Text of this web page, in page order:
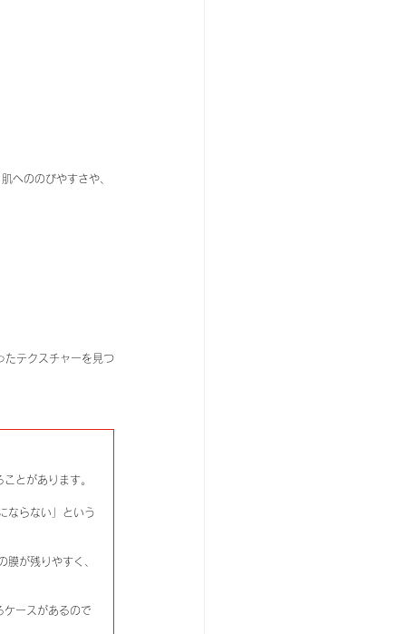
へののびやすさや、
たテクスチャーを見つ
とがあります。
ならない」という
膜が残りやすく、
ケースがあるので